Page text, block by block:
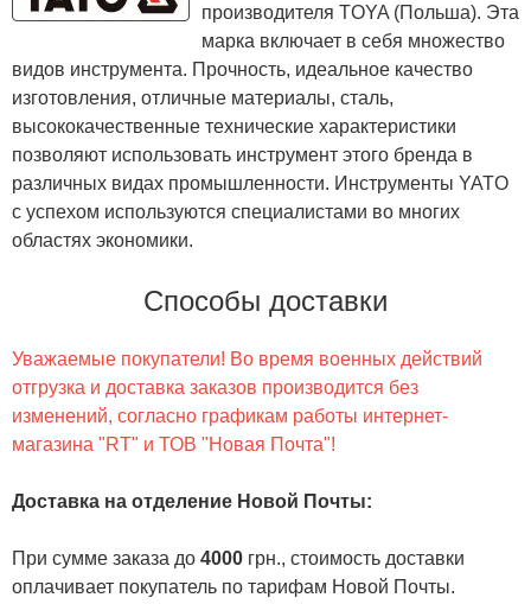
производителя TOYA (Польша). Эта
марка включает в себя множество
видов инструмента. Прочность, идеальное качество
изготовления, отличные материалы, сталь,
высококачественные технические характеристики
позволяют использовать инструмент этого бренда в
различных видах промышленности. Инструменты YATO
с успехом используются специалистами во многих
областях экономики.
Способы доставки
Уважаемые покупатели! Во время военных действий
отгрузка и доставка заказов производится без
изменений, согласно графикам работы интернет-
магазина "RT" и ТОВ "Новая Почта"!
Доставка на отделение Новой Почты:
При сумме заказа до 4000 грн., стоимость доставки
оплачивает покупатель по тарифам Новой Почты.